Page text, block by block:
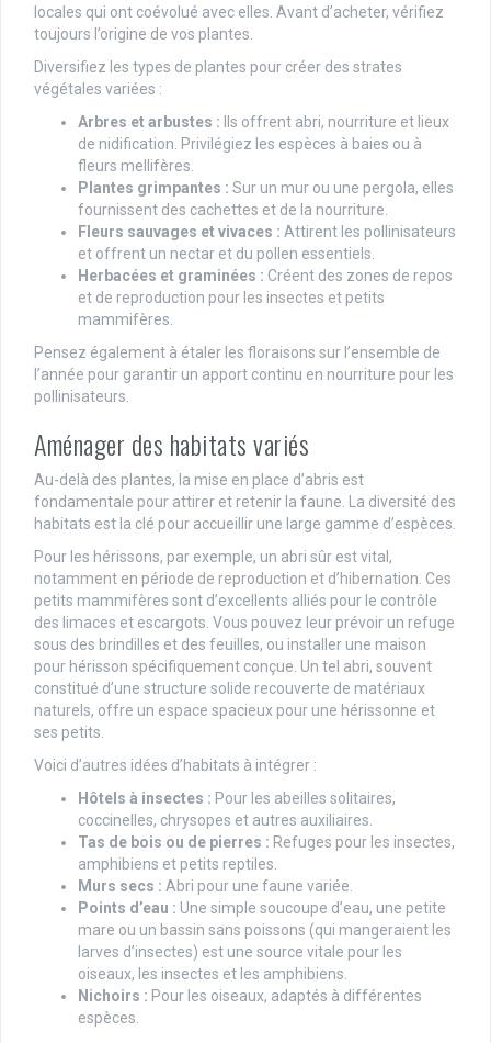
locales qui ont coévolué avec elles. Avant d’acheter, vérifiez
toujours l’origine de vos plantes.
Diversifiez les types de plantes pour créer des strates
végétales variées :
Arbres et arbustes : Ils offrent abri, nourriture et lieux
de nidification. Privilégiez les espèces à baies ou à
fleurs mellifères.
Plantes grimpantes : Sur un mur ou une pergola, elles
fournissent des cachettes et de la nourriture.
Fleurs sauvages et vivaces : Attirent les pollinisateurs
et offrent un nectar et du pollen essentiels.
Herbacées et graminées : Créent des zones de repos
et de reproduction pour les insectes et petits
mammifères.
Pensez également à étaler les floraisons sur l’ensemble de
l’année pour garantir un apport continu en nourriture pour les
pollinisateurs.
Aménager des habitats variés
Au-delà des plantes, la mise en place d’abris est
fondamentale pour attirer et retenir la faune. La diversité des
habitats est la clé pour accueillir une large gamme d’espèces.
Pour les hérissons, par exemple, un abri sûr est vital,
notamment en période de reproduction et d’hibernation. Ces
petits mammifères sont d’excellents alliés pour le contrôle
des limaces et escargots. Vous pouvez leur prévoir un refuge
sous des brindilles et des feuilles, ou installer une maison
pour hérisson spécifiquement conçue. Un tel abri, souvent
constitué d’une structure solide recouverte de matériaux
naturels, offre un espace spacieux pour une hérissonne et
ses petits.
Voici d’autres idées d’habitats à intégrer :
Hôtels à insectes : Pour les abeilles solitaires,
coccinelles, chrysopes et autres auxiliaires.
Tas de bois ou de pierres : Refuges pour les insectes,
amphibiens et petits reptiles.
Murs secs : Abri pour une faune variée.
Points d’eau : Une simple soucoupe d’eau, une petite
mare ou un bassin sans poissons (qui mangeraient les
larves d’insectes) est une source vitale pour les
oiseaux, les insectes et les amphibiens.
Nichoirs : Pour les oiseaux, adaptés à différentes
espèces.